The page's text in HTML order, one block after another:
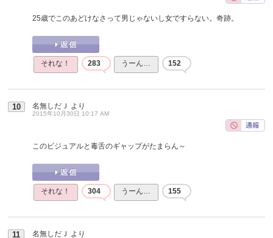
25歳でこのあどけなさって男じゃないし女ですらない。奇跡。
それな！ 283 うーん… 152
10 名無しだＪ より
2015年10月30日 10:17 AM
このビジュアルと毒舌のギャップがたまらん～
それな！ 304 うーん… 155
11 名無しだＪ より